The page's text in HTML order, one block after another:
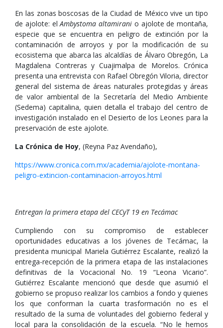
En las zonas boscosas de la Ciudad de México vive un tipo
de ajolote: elAmbystoma altamirani o ajolote de montaña,
especie que se encuentra en peligro de extinción por la
contaminación de arroyos y por la modificación de su
ecosistema que abarca las alcaldías de Álvaro Obregón, La
Magdalena Contreras y Cuajimalpa de Morelos. Crónica
presenta una entrevista con Rafael Obregón Viloria, director
general del sistema de áreas naturales protegidas y áreas
de valor ambiental de la Secretaría del Medio Ambiente
(Sedema) capitalina, quien detalla el trabajo del centro de
investigación instalado en el Desierto de los Leones para la
preservación de este ajolote.
La Crónica de Hoy, (Reyna Paz Avendaño),
https://www.cronica.com.mx/academia/ajolote-montana-
peligro-extincion-contaminacion-arroyos.html
Entregan la primera etapa del CECyT 19 en Tecámac
Cumpliendo con su compromiso de establecer
oportunidades educativas a los jóvenes de Tecámac, la
presidenta municipal Mariela Gutiérrez Escalante, realizó la
entrega-recepción de la primera etapa de las instalaciones
definitivas de la Vocacional No. 19 “Leona Vicario”.
Gutiérrez Escalante mencionó que desde que asumió el
gobierno se propuso realizar los cambios a fondo y quienes
los que conforman la cuarta trasformación no es el
resultado de la suma de voluntades del gobierno federal y
local para la consolidación de la escuela. “No le hemos